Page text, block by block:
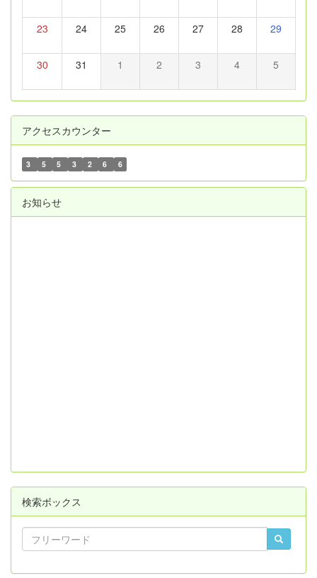
23 24 25 26 27 28 29
30 31 1 2 3 4 5
アクセスカウンター
3 5 5 3 2 6 6
お知らせ
検索ボックス